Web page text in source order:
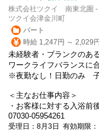
株式会社ツクイ 南東北圏 -
ツクイ会津金川町
パート
時給 1,247円 ～ 2,029
未経験者・ブランクのあ
ワークライフバランスに
※夜勤なし！日勤のみ 子
＜主なお仕事内容＞
・お客様に対する入浴前
07030-05954261
受理日：8月3日 有効期限